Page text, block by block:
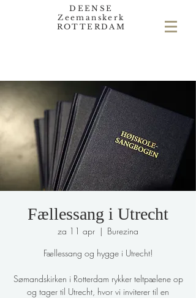
DEENSE
Zeemanskerk
ROTTERDAM
Fællessang i Utrecht
za 11 apr
  |
Burezina
Fællessang og hygge i Utrecht!
Sømandskirken i Rotterdam rykker teltpælene op
og tager til Utrecht, hvor vi inviterer til en